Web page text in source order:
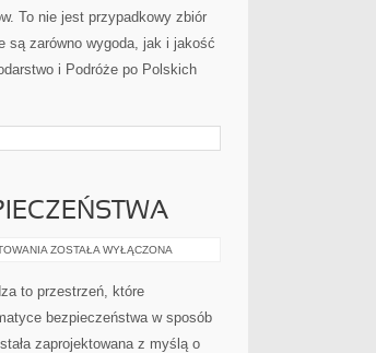
To nie jest przypadkowy zbiór
są zarówno wygoda, jak i jakość
i Podróże po Polskich
PRAWNE
ZOSTAŁA WYŁĄCZONA
to przestrzeń, które
bezpieczeństwa w sposób
zaprojektowana z myślą o